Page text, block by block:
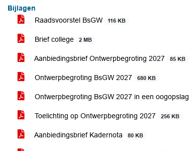
Bijlagen
Raadsvoorstel BsGW
116 KB
Brief college 2 MB
Aanbiedingsbrief Ontwerpbegroting 2027 85 KB
Ontwerpbegroting BsGW 2027 680 KB
Ontwerpbegroting BsGW 2027 in een oogopslag
Toelichting op Ontwerpbegroting 2027 256 KB
Aanbiedingsbrief Kadernota 80 KB